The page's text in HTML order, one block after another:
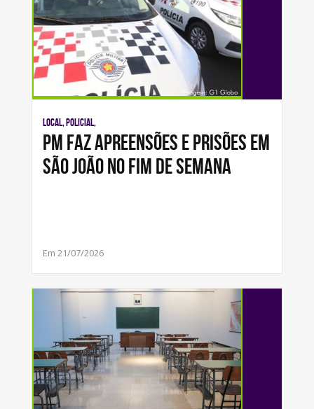
Local, Policial,
PM FAZ APREENSÕES E PRISÕES EM
SÃO JOÃO NO FIM DE SEMANA
Em 21/07/2026